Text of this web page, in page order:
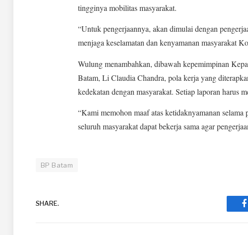
tingginya mobilitas masyarakat.
“Untuk pengerjaannya, akan dimulai dengan
menjaga keselamatan dan kenyamanan masyarakat
Wulung menambahkan, dibawah kepemimpinan
Batam, Li Claudia Chandra, pola kerja yang
kedekatan dengan masyarakat. Setiap laporan harus
“Kami memohon maaf atas ketidaknyamanan
seluruh masyarakat dapat bekerja sama agar
BP Batam
SHARE.